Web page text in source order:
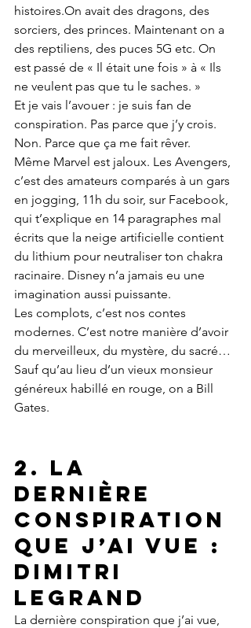
histoires.On avait des dragons, des
sorciers, des princes. Maintenant on a
des reptiliens, des puces 5G etc. On
est passé de « Il était une fois » à « Ils
ne veulent pas que tu le saches. »
Et je vais l’avouer : je suis fan de
conspiration. Pas parce que j’y crois.
Non. Parce que ça me fait rêver.
Même Marvel est jaloux. Les Avengers,
c’est des amateurs comparés à un gars
en jogging, 11h du soir, sur Facebook,
qui t’explique en 14 paragraphes mal
écrits que la neige artificielle contient
du lithium pour neutraliser ton chakra
racinaire. Disney n’a jamais eu une
imagination aussi puissante.
Les complots, c’est nos contes
modernes. C’est notre manière d’avoir
du merveilleux, du mystère, du sacré…
Sauf qu’au lieu d’un vieux monsieur
généreux habillé en rouge, on a Bill
Gates.
2. La
dernière
conspiration
que j’ai vue :
Dimitri
Legrand
La dernière conspiration que j’ai vue,